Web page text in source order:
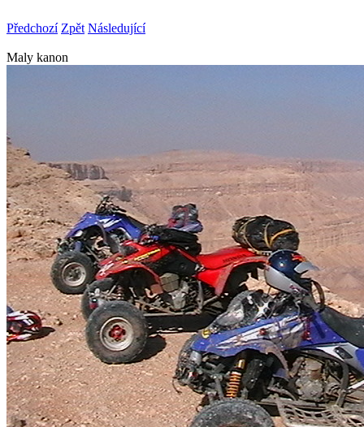
Předchozí Zpět Následující
Maly kanon